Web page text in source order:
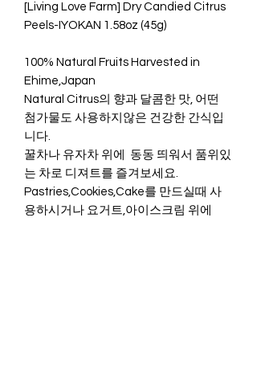
[Living Love Farm] Dry Candied Citrus
Peels-IYOKAN 1.58oz (45g)
100% Natural Fruits Harvested in
Ehime,Japan
Natural Citrus의 향과 달콤한 맛, 어떤
첨가물도 사용하지않은 건강한 간식입
니다.
꿀차나 유자차 위에 동동 띄워서 품위있
는 차로 디져트를 즐겨보세요.
Pastries,Cookies,Cake를 만드실때 사
용하시거나 요거트,아이스크림 위에